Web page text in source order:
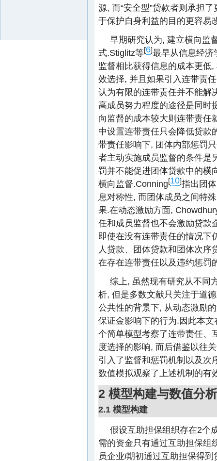
源, 而“安全型”贷款者则承担
于保护自身利益的目的更容易
早期研究认为, 建立横向监
式.Stiglitz等[6]最早从信息经济
监督相比获得信息的成本更低
效选择, 并且如果引入连带责
认为有限的连带责任并不能解
高成员努力程度的途径是同时
向监督的成本较大则连带责任
中设置连带责任只会降低贷款
带责任影响下, 团体内部惩罚
者主动实施成员监督的条件是
罚并不能促进团体贷款中的横
横向监督.Conning[10]指出团
息对称性, 而团体成员之间特
果.在动态激励方面,
任和成员监督也不会激励贷款
即使在没有连带责任的情况下
人贷款、团体贷款和团体次
在存在连带责任以及违约惩罚
综上, 虽然现有研究从不同
析, 但是多数文献只关注于道
公共性的背景下, 从动态激励
保证金影响下的行为.因此本
个简单模型考察了连带责任、
度选择的影响, 而后借鉴以往
引入了监督和惩罚机制以及次
数值模拟观察了上述机制的有
2 模型构建与数值分析
2.1 模型构建
假设互助担保组织存在2个
需的资金只有通过互助担保组
员企业i期初通过互助担保得到